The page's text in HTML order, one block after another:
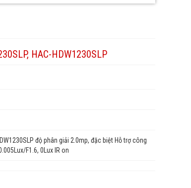
HAC-HDW1230SLP
độ phân giải 2.0mp, đặc biệt Hỗ trợ công
F1.6, 0Lux IR on